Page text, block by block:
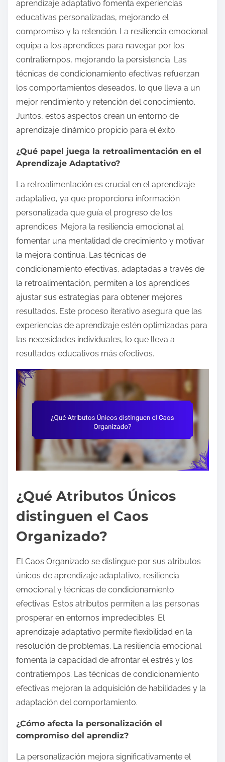
aprendizaje adaptativo fomenta experiencias
educativas personalizadas, mejorando el
compromiso y la retención. La resiliencia emocional
equipa a los aprendices para navegar por los
contratiempos, mejorando la persistencia. Las
técnicas de condicionamiento efectivas refuerzan
los comportamientos deseados, lo que lleva a un
mejor rendimiento y retención del conocimiento.
Juntos, estos aspectos crean un entorno de
aprendizaje dinámico propicio para el éxito.
¿Qué papel juega la retroalimentación en el
Aprendizaje Adaptativo?
La retroalimentación es crucial en el aprendizaje
adaptativo, ya que proporciona información
personalizada que guía el progreso de los
aprendices. Mejora la resiliencia emocional al
fomentar una mentalidad de crecimiento y motivar
la mejora continua. Las técnicas de
condicionamiento efectivas, adaptadas a través de
la retroalimentación, permiten a los aprendices
ajustar sus estrategias para obtener mejores
resultados. Este proceso iterativo asegura que las
experiencias de aprendizaje estén optimizadas para
las necesidades individuales, lo que lleva a
resultados educativos más efectivos.
¿Qué Atributos Únicos
distinguen el Caos
Organizado?
El Caos Organizado se distingue por sus atributos
únicos de aprendizaje adaptativo, resiliencia
emocional y técnicas de condicionamiento
efectivas. Estos atributos permiten a las personas
prosperar en entornos impredecibles. El
aprendizaje adaptativo permite flexibilidad en la
resolución de problemas. La resiliencia emocional
fomenta la capacidad de afrontar el estrés y los
contratiempos. Las técnicas de condicionamiento
efectivas mejoran la adquisición de habilidades y la
adaptación del comportamiento.
¿Cómo afecta la personalización el
compromiso del aprendiz?
La personalización mejora significativamente el